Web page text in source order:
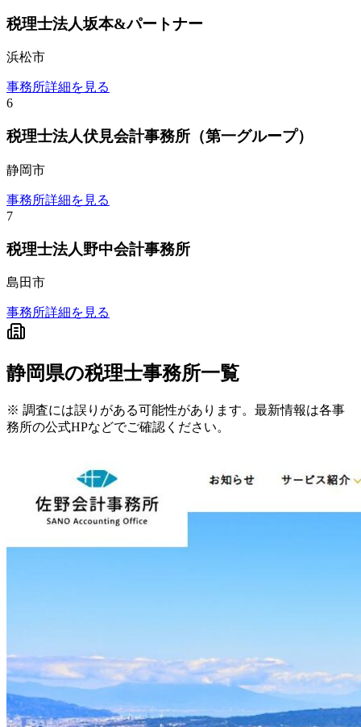
税理士法人坂本&パートナー
浜松市
事務所詳細を見る
6
税理士法人伏見会計事務所（第一グループ）
静岡市
事務所詳細を見る
7
税理士法人野中会計事務所
島田市
事務所詳細を見る
静岡県の税理士事務所一覧
※ 調査には誤りがある可能性があります。最新情報は各事
務所の公式HPなどでご確認ください。